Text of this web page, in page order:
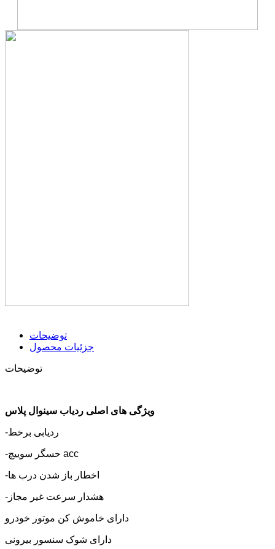
توضیحات
جزئیات محصول
توضیحات
ویژگی های اصلی ردیاب سینوال پلاس
-ردیابی برخط
-حسگر سوییچ acc
-اخطار باز شدن درب ها
-هشدار سرعت غیر مجاز
دارای خاموش کن موتور خودرو
دارای شوک سنسور بیرونی